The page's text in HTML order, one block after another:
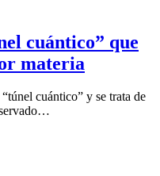
cuántico” que
materia
cuántico” y se trata de